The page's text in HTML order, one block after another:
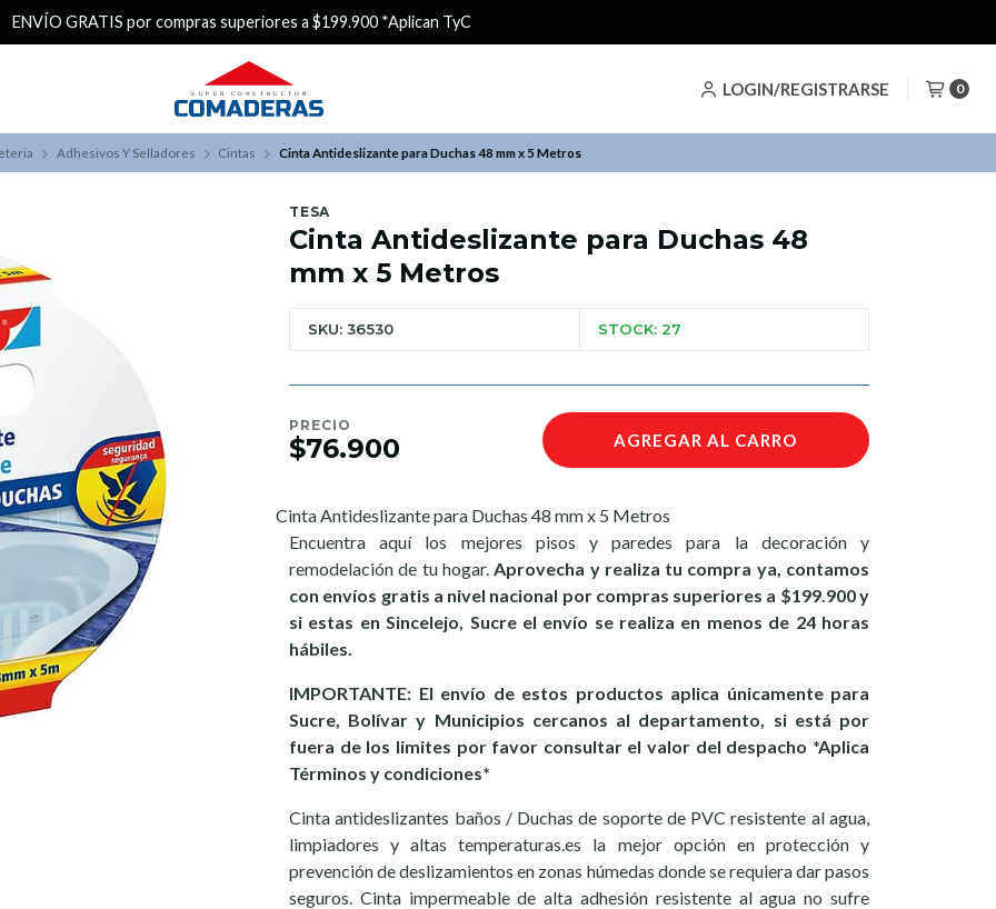
LOGIN/REGISTRARSE 0
¿Buscas Promociones? ¡Aprovecha nuestros Descuentazos!
Adhesivos Y Selladores Cintas Cinta Antideslizante para Duchas 48 mm x 5 Metros
TESA
Cinta Antideslizante para Duchas 48
mm x 5 Metros
SKU: 36530 STOCK: 27
PRECIO
$76.900 AGREGAR AL CARRO
Cinta Antideslizante para Duchas 48 mm x 5 Metros
Encuentra aquí los mejores pisos y paredes para la decoración y
remodelación de tu hogar.Aprovecha y realiza tu compra ya, contamos
con envíos gratis a nivel nacional por compras superiores a $199.900 y
si estas en Sincelejo, Sucre el envío se realiza en menos de 24 horas
hábiles.
IMPORTANTE: El envío de estos productos aplica únicamente para
Sucre, Bolívar y Municipios cercanos al departamento, si está por
fuera de los limites por favor consultar el valor del despacho *Aplica
Términos y condiciones*
Cinta antideslizantes baños / Duchas de soporte de PVC resistente al agua,
limpiadores y altas temperaturas.es la mejor opción en protección y
prevención de deslizamientos en zonas húmedas donde se requiera dar pasos
seguros. Cinta impermeable de alta adhesión resistente al agua no sufre